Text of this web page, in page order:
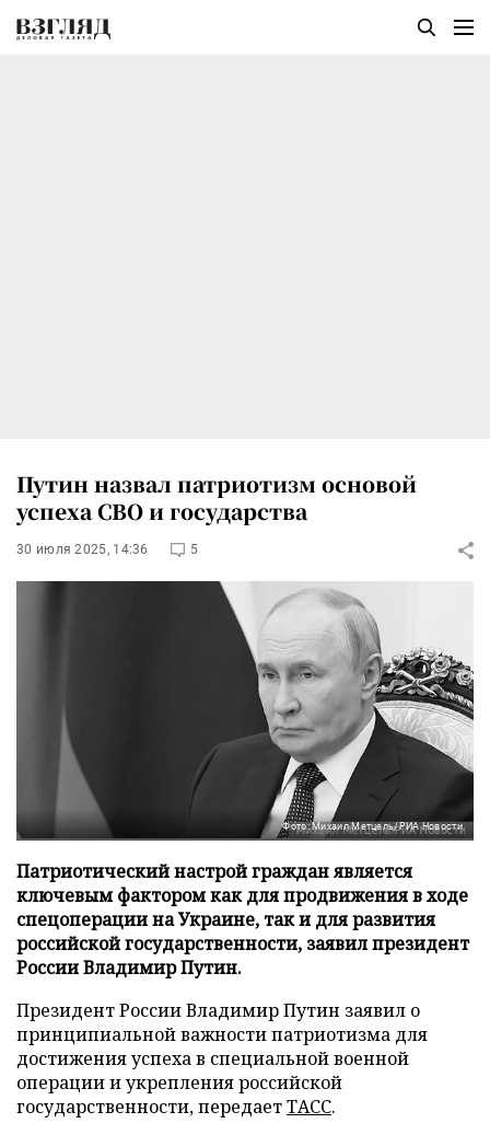
Путин назвал патриотизм основой
успеха СВО и государства
30 июля 2025, 14:36 5
Фото: Михаил Метцель/РИА Новости
Патриотический настрой граждан является
ключевым фактором как для продвижения в ходе
спецоперации на Украине, так и для развития
российской государственности, заявил президент
России Владимир Путин.
Президент России Владимир Путин заявил о
принципиальной важности патриотизма для
достижения успеха в специальной военной
операции и укрепления российской
государственности, передаетТАСС.